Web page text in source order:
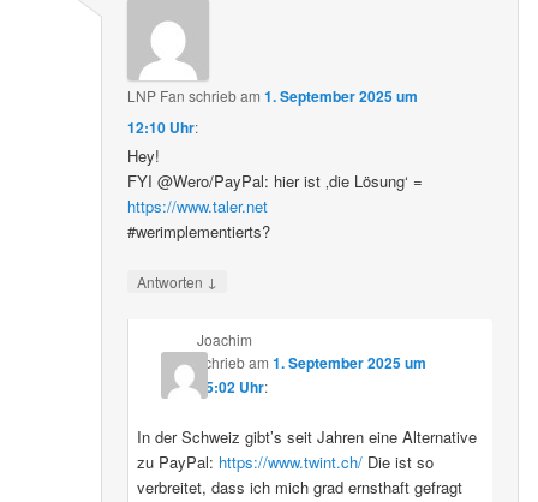
LNP Fan schriebam1. September 2025 um
12:10 Uhr:
Hey!
FYI @Wero/PayPal: hier ist ‚die Lösung‘ =
https://www.taler.net
#werimplementierts?
Antworten ↓
Joachim
schriebam 1. September 2025 um
15:02 Uhr:
In der Schweiz gibt’s seit Jahren eine Alternative
zu PayPal: https://www.twint.ch/Die ist so
verbreitet, dass ich mich grad ernsthaft gefragt